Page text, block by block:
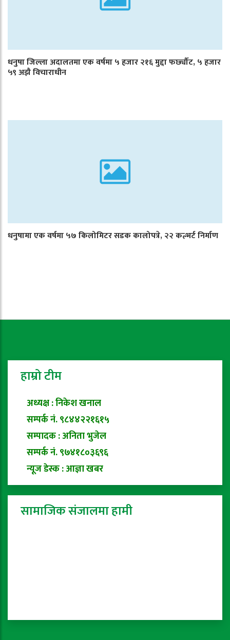
धनुषा जिल्ला अदालतमा एक वर्षमा ५ हजार २१६ मुद्दा फर्छ्यौट, ५ हजार
५९ अझै विचाराधीन
धनुषामा एक वर्षमा ५७ किलोमिटर सडक कालोपत्रे, २२ कल्भर्ट निर्माण
हाम्रो टीम
अध्यक्ष : निकेश खनाल
सम्पर्क नं. ९८४४२२१६१५
सम्पादक : अनिता भुजेल
सम्पर्क नं. ९७४१८०३६९६
न्यूज डेस्क : आज्ञा खबर
सामाजिक संजालमा हामी